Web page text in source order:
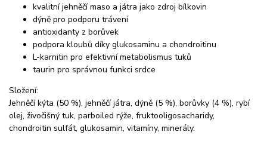
kvalitní jehněčí maso a játra jako zdroj bílkovin
dýně pro podporu trávení
antioxidanty z borůvek
podpora kloubů díky glukosaminu a chondroitinu
L-karnitin pro efektivní metabolismus tuků
taurin pro správnou funkci srdce
Složení:
Jehněčí kýta (50 %), jehněčí játra, dýně (5 %), borůvky (4 %), rybí
olej, živočišný tuk, parboiled rýže, fruktooligosacharidy,
chondroitin sulfát, glukosamin, vitamíny, minerály.